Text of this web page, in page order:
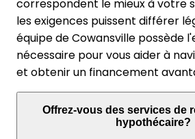
correspondent le mieux à votre
les exigences puissent différer
équipe de Cowansville possède
nécessaire pour vous aider à
et obtenir un financement
Offrez-vous des services de
hypothécaire?